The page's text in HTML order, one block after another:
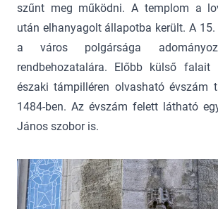
szűnt meg működni. A templom a
után elhanyagolt állapotba került. A 15.
a város polgársága
rendbehozatalára. Előbb külső
északi támpilléren olvasható évszám
1484-ben. Az évszám felett látható
János szobor is.